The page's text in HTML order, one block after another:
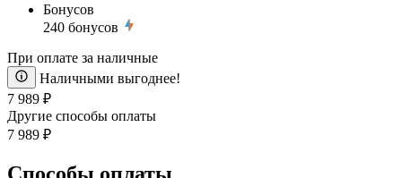
Бонусов
240 бонусов
При оплате за наличные
Наличными выгоднее!
7 989 ₽
Другие способы оплаты
7 989 ₽
Способы оплаты